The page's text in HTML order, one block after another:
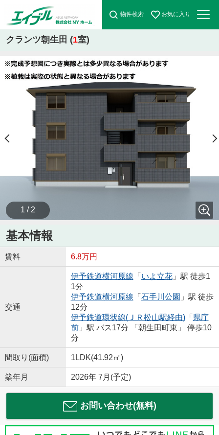
物件検索 お気に入り
クランツ朝生田 (1室)
1 / 2
基本情報
賃料 6.8万円
交通
伊予鉄道横河原線 「 いよ立花」駅 徒歩1
1分
伊予鉄道横河原線 「 石手川公園 」駅 徒歩
12分
伊予鉄道環状線(ＪＲ松山駅経由)「 県庁
前」駅 バス17分 「朝生田町東」 停歩10
分
間取り(面積) 1LDK(41.92㎡)
築年月 2026年 7月(予定)
お問い合わせ(無料)